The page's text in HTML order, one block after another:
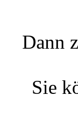
Dann
Sie